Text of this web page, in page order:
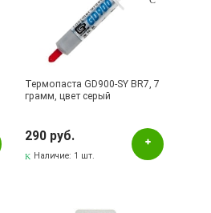
Термопаста GD900-SY BR7, 7
грамм, цвет серый
290 руб.
Наличие: 1 шт.